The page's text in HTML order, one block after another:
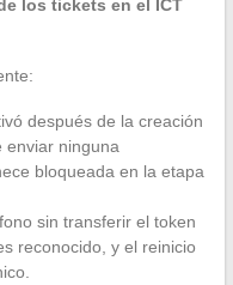
los tickets en el ICT
después de la creación
enviar ninguna
bloqueada en la etapa
sin transferir el token
reconocido, y el reinicio